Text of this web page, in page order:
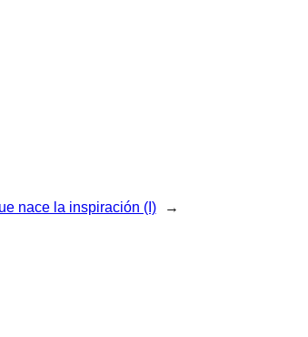
nace la inspiración (I) →